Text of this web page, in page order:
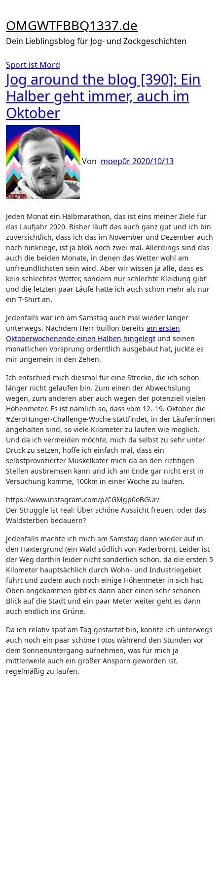
springen
OMGWTFBBQ1337.de
Dein Lieblingsblog für Jog- und Zockgeschichten
Sport ist Mord
Jog around the blog [390]: Ein
Halber geht immer, auch im
Oktober
Von moep0r2020/10/13
Jeden Monat ein Halbmarathon, das ist eins meiner Ziele für
das Laufjahr 2020. Bisher läuft das auch ganz gut und ich bin
zuversichtlich, dass ich das im November und Dezember auch
noch hinkriege, ist ja bloß noch zwei mal. Allerdings sind das
auch die beiden Monate, in denen das Wetter wohl am
unfreundlichsten sein wird. Aber wir wissen ja alle, dass es
kein schlechtes Wetter, sondern nur schlechte Kleidung gibt
und die letzten paar Läufe hatte ich auch schon mehr als nur
ein T-Shirt an.
Jedenfalls war ich am Samstag auch mal wieder länger
unterwegs. Nachdem Herr buillon bereits am ersten
Oktoberwochenende einen Halben hingelegt und seinen
monatlichen Vorsprung ordentlich ausgebaut hat, juckte es
mir ungemein in den Zehen.
Ich entschied mich diesmal für eine Strecke, die ich schon
länger nicht gelaufen bin. Zum einen der Abwechslung
wegen, zum anderen aber auch wegen der potenziell vielen
Höhenmeter. Es ist nämlich so, dass vom 12.-19. Oktober die
#ZeroHunger-Challenge-Woche stattfindet, in der Läufer:innen
angehalten sind, so viele Kilometer zu laufen wie möglich.
Und da ich vermeiden möchte, mich da selbst zu sehr unter
Druck zu setzen, hoffe ich einfach mal, dass ein
selbstprovozierter Muskelkater mich da an den richtigen
Stellen ausbremsen kann und ich am Ende gar nicht erst in
Versuchung komme, 100km in einer Woche zu laufen.
https://www.instagram.com/p/CGMgp0oBGUr/
Der Struggle ist real: Über schöne Aussicht freuen, oder das
Waldsterben bedauern?
Jedenfalls machte ich mich am Samstag dann wieder auf in
den Haxtergrund (ein Wald südlich von Paderborn). Leider ist
der Weg dorthin leider nicht sonderlich schön, da die ersten 5
Kilometer hauptsächlich durch Wohn- und Industriegebiet
führt und zudem auch noch einige Höhenmeter in sich hat.
Oben angekommen gibt es dann aber einen sehr schönen
Blick auf die Stadt und ein paar Meter weiter geht es dann
auch endlich ins Grüne.
Da ich relativ spät am Tag gestartet bin, konnte ich unterwegs
auch noch ein paar schöne Fotos während den Stunden vor
dem Sonnenuntergang aufnehmen, was für mich ja
mittlerweile auch ein großer Ansporn geworden ist,
regelmäßig zu laufen.